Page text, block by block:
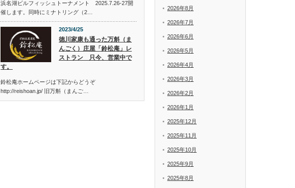
浜名湖ビルフィッシュトーナメント 2025.7.26-27開
催します。同時にミナトリング（2…
2023/4/25
徳川家康も通った万斛（ま
んごく）庄屋「鈴松庵」レ
ストラン 只今、営業中で
す。
鈴松庵ホームページは下記からどうぞ
http://reishoan.jp/ 旧万斛（まんご…
2026年8月
2026年7月
2026年6月
2026年5月
2026年4月
2026年3月
2026年2月
2026年1月
2025年12月
2025年11月
2025年10月
2025年9月
2025年8月